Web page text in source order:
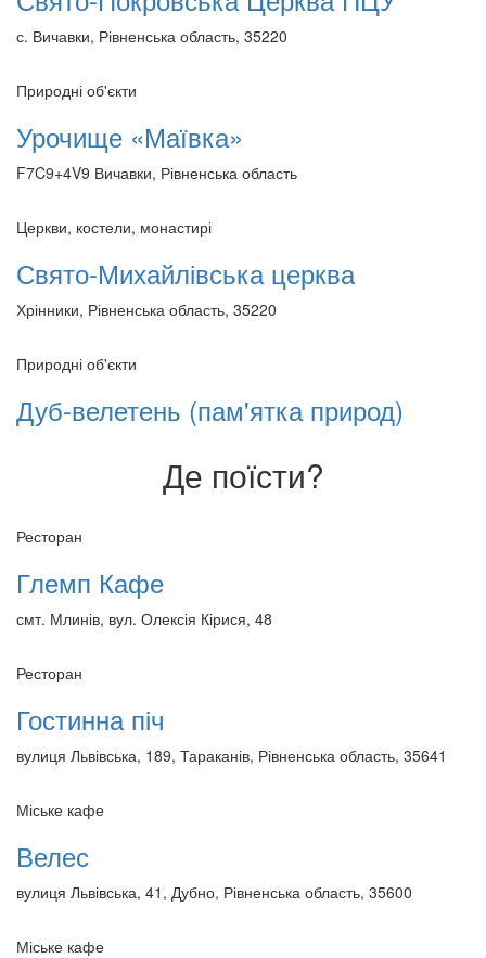
с. Вичавки, Рівненська область, 35220
Природні об'єкти
Урочище «Маївка»
F7C9+4V9 Вичавки, Рівненська область
Церкви, костели, монастирі
Свято-Михайлівська церква
Хрінники, Рівненська область, 35220
Природні об'єкти
Дуб-велетень (пам'ятка природ)
Де поїсти?
Ресторан
Глемп Кафе
смт. Млинів, вул. Олексія Кірися, 48
Ресторан
Гостинна піч
вулиця Львівська, 189, Тараканів, Рівненська область, 35641
Міське кафе
Велес
вулиця Львівська, 41, Дубно, Рівненська область, 35600
Міське кафе